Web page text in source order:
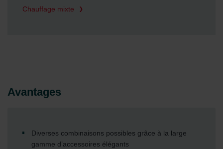
Chauffage mixte
Avantages
Diverses combinaisons possibles grâce à la large
gamme d’accessoires élégants